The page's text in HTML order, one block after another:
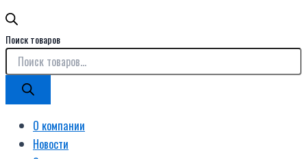
Поиск товаров
О компании
Новости